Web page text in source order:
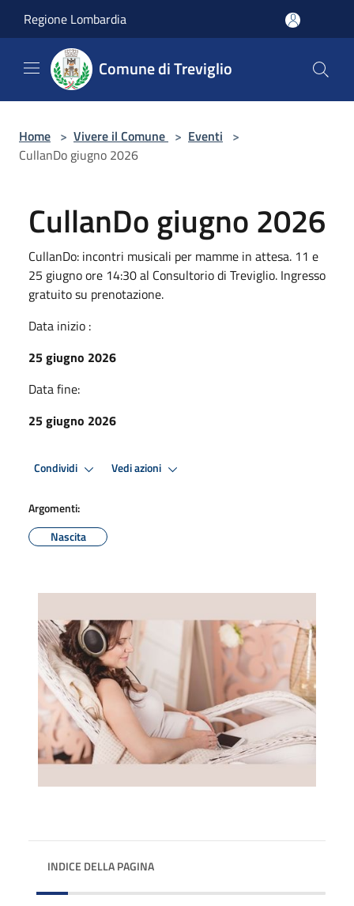
Regione Lombardia
Comune di Treviglio
Home > Vivere il Comune > Eventi >
CullanDo giugno 2026
CullanDo giugno 2026
CullanDo: incontri musicali per mamme in attesa. 11 e
25 giugno ore 14:30 al Consultorio di Treviglio. Ingresso
gratuito su prenotazione.
Data inizio :
25 giugno 2026
Data fine:
25 giugno 2026
Condividi Vedi azioni
Argomenti:
Nascita
INDICE DELLA PAGINA